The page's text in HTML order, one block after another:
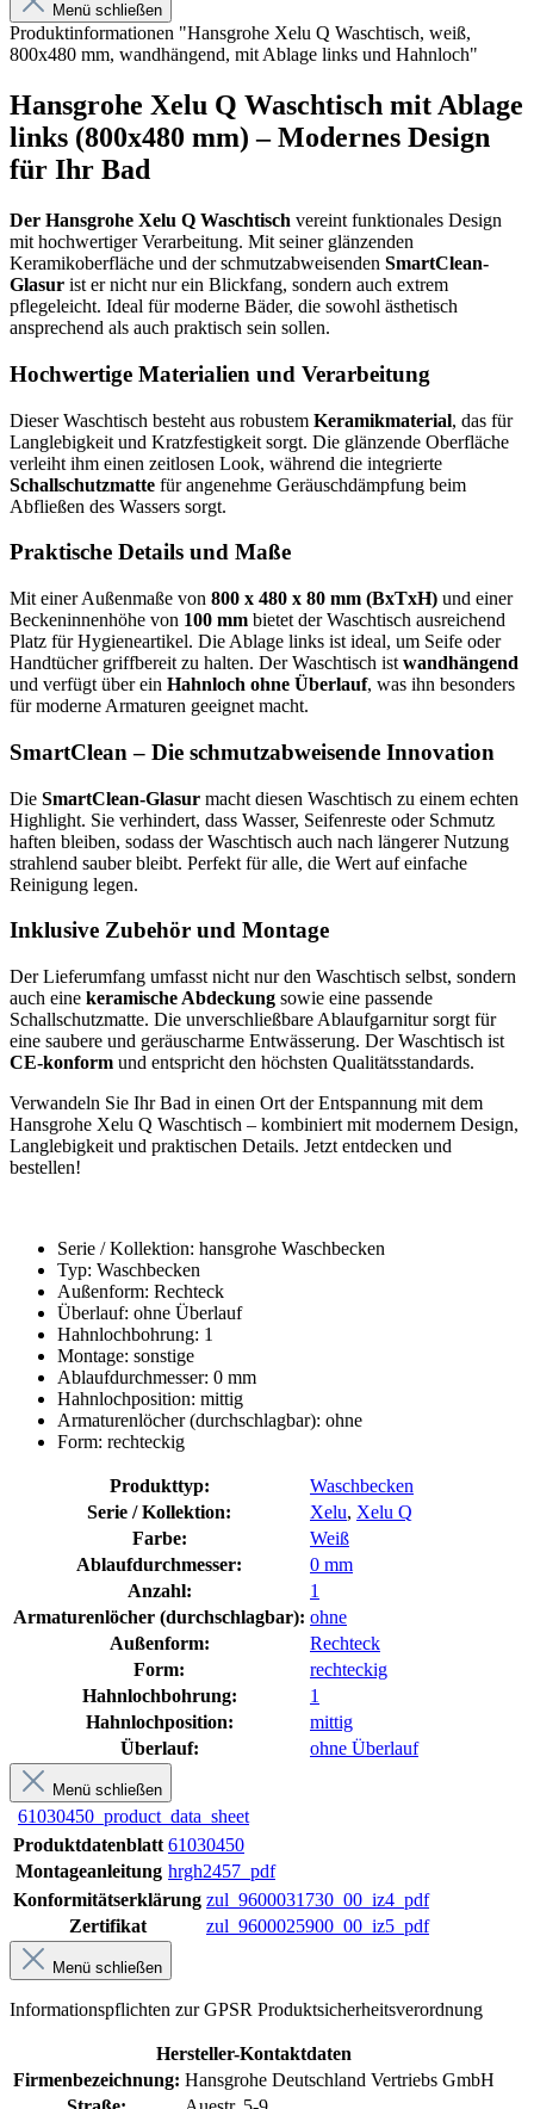
Menü schließen
Produktinformationen "Hansgrohe Xelu Q Waschtisch, weiß,
800x480 mm, wandhängend, mit Ablage links und Hahnloch"
Hansgrohe Xelu Q Waschtisch mit Ablage
links (800x480 mm) – Modernes Design
für Ihr Bad
Der Hansgrohe Xelu Q Waschtisch vereint funktionales Design
mit hochwertiger Verarbeitung. Mit seiner glänzenden
Keramikoberfläche und der schmutzabweisenden SmartClean-
Glasur ist er nicht nur ein Blickfang, sondern auch extrem
pflegeleicht. Ideal für moderne Bäder, die sowohl ästhetisch
ansprechend als auch praktisch sein sollen.
Hochwertige Materialien und Verarbeitung
Dieser Waschtisch besteht aus robustem Keramikmaterial, das für
Langlebigkeit und Kratzfestigkeit sorgt. Die glänzende Oberfläche
verleiht ihm einen zeitlosen Look, während die integrierte
Schallschutzmatte für angenehme Geräuschdämpfung beim
Abfließen des Wassers sorgt.
Praktische Details und Maße
Mit einer Außenmaße von 800 x 480 x 80 mm (BxTxH) und einer
Beckeninnenhöhe von 100 mm bietet der Waschtisch ausreichend
Platz für Hygieneartikel. Die Ablage links ist ideal, um Seife oder
Handtücher griffbereit zu halten. Der Waschtisch ist wandhängend
und verfügt über ein Hahnloch ohne Überlauf, was ihn besonders
für moderne Armaturen geeignet macht.
SmartClean – Die schmutzabweisende Innovation
Die SmartClean-Glasur macht diesen Waschtisch zu einem echten
Highlight. Sie verhindert, dass Wasser, Seifenreste oder Schmutz
haften bleiben, sodass der Waschtisch auch nach längerer Nutzung
strahlend sauber bleibt. Perfekt für alle, die Wert auf einfache
Reinigung legen.
Inklusive Zubehör und Montage
Der Lieferumfang umfasst nicht nur den Waschtisch selbst, sondern
auch eine keramische Abdeckung sowie eine passende
Schallschutzmatte. Die unverschließbare Ablaufgarnitur sorgt für
eine saubere und geräuscharme Entwässerung. Der Waschtisch ist
CE-konform und entspricht den höchsten Qualitätsstandards.
Verwandeln Sie Ihr Bad in einen Ort der Entspannung mit dem
Hansgrohe Xelu Q Waschtisch – kombiniert mit modernem Design,
Langlebigkeit und praktischen Details. Jetzt entdecken und
bestellen!
Serie / Kollektion: hansgrohe Waschbecken
Typ: Waschbecken
Außenform: Rechteck
Überlauf: ohne Überlauf
Hahnlochbohrung: 1
Montage: sonstige
Ablaufdurchmesser: 0 mm
Hahnlochposition: mittig
Armaturenlöcher (durchschlagbar): ohne
Form: rechteckig
Produkttyp:
Waschbecken
Serie / Kollektion:
Xelu, Xelu Q
Farbe:
Weiß
Ablaufdurchmesser:
0 mm
Anzahl:
1
Armaturenlöcher (durchschlagbar): ohne
Außenform:
Rechteck
Form:
rechteckig
Hahnlochbohrung:
1
Hahnlochposition:
mittig
Überlauf:
ohne Überlauf
Menü schließen
61030450_product_data_sheet
Produktdatenblatt 61030450
Montageanleitung hrgh2457_pdf
Konformitätserklärung zul_9600031730_00_iz4_pdf
Zertifikat
zul_9600025900_00_iz5_pdf
Menü schließen
Informationspflichten zur GPSR Produktsicherheitsverordnung
Hersteller-Kontaktdaten
Firmenbezeichnung: Hansgrohe Deutschland Vertriebs GmbH